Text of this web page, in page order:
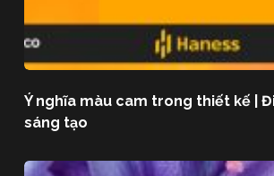
Ý nghĩa màu cam trong thiết kế |
sáng tạo